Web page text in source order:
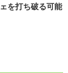
を打ち破る可能